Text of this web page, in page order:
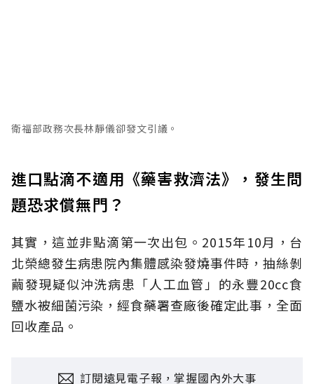
衛福部政務次長林靜儀卻發文引議。
進口點滴不適用《藥害救濟法》，發生問
題恐求償無門？
其實，這並非點滴第一次出包。2015年10月，台
北榮總發生病患院內集體感染發燒事件時，抽絲剝
繭發現疑似沖洗病患「人工血管」的永豐20cc食
鹽水被細菌污染，經食藥署查廠後確定此事，全面
回收產品。
訂閱遠見電子報，掌握國內外大事